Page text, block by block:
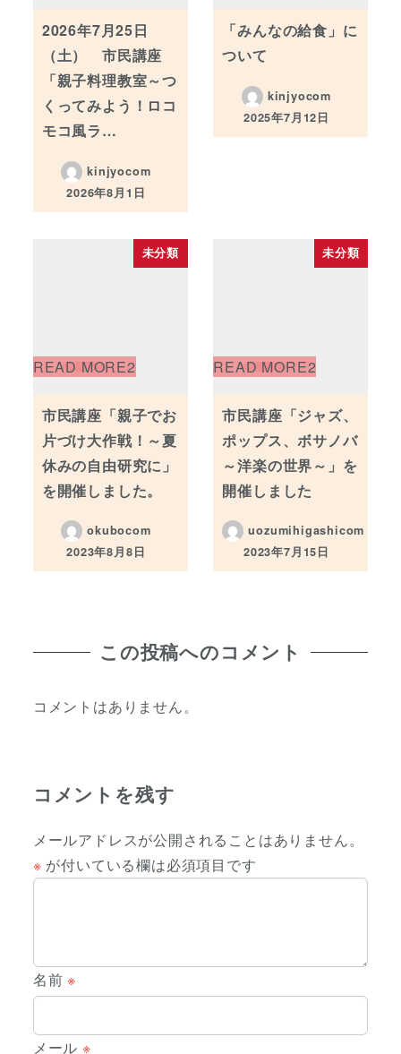
2026年7月25日
（土） 市民講座
「親子料理教室～つ
くってみよう！ロコ
モコ風ラ…
kinjyocom
投稿日
2026年8月1日
「みんなの給食」に
ついて
kinjyocom
投稿日
2025年7月12日
未分類
市民講座「親子でお
片づけ大作戦！～夏
休みの自由研究に」
を開催しました。
okubocom
投稿日
2023年8月8日
未分類
市民講座「ジャズ、
ポップス、ボサノバ
～洋楽の世界～」を
開催しました
uozumihigashicom
投稿日
2023年7月15日
この投稿へのコメント
コメントはありません。
コメントを残す
メールアドレスが公開されることはありません。
※ が付いている欄は必須項目です
名前※
メール ※